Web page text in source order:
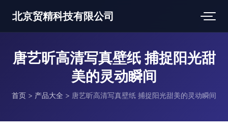
北京贸精科技有限公司
唐艺昕高清写真壁纸 捕捉阳光甜
美的灵动瞬间
首页 > 产品大全 > 唐艺昕高清写真壁纸 捕捉阳光甜美的灵动瞬间